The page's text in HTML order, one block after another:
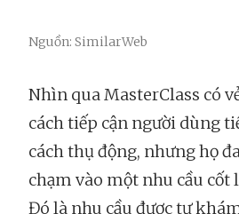
Nguồn: SimilarWeb
Nhìn qua MasterClass có
cách tiếp cận người dùng
cách thụ động, nhưng họ
chạm vào một nhu cầu cốt
Đó là nhu cầu được tự